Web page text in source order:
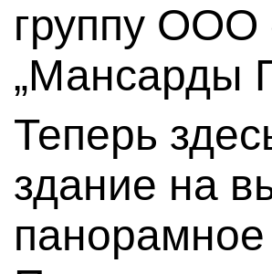
группу ООО
„Мансарды
Теперь
здание на